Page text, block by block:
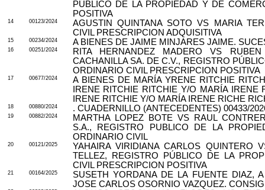
PÚBLICO DE LA PROPIEDAD Y DE
POSITIVA
14 00123/2024
AGUSTIN QUINTANA SOTO VS MARIA
CIVIL PRESCRIPCION ADQUISITIVA
15 00234/2024 A BIENES DE JAIME MINJARES JAIME.
16 00251/2024
RITA HERNANDEZ MADERO VS
CACHANILLA SA. DE C.V., REGISTRO
ORDINARIO CIVIL PRESCRIPCION POSITIVA
17 00677/2024
A BIENES DE MARÍA YRENE RITCHIE
IRENE RITCHIE RITCHIE Y/O MARÍA
IRENE RITCHIE Y/O MARÍA IRENE RICHE
18 00880/2024 . CUADERNILLO (ANTECEDENTES) 00433/
19 00882/2024
MARTHA LOPEZ BOTE VS RAUL
S.A., REGISTRO PUBLICO DE LA
ORDINARIO CIVIL
20 00121/2025
YAHAIRA VIRIDIANA CARLOS QUINTERO
TELLEZ, REGISTRO PÚBLICO DE LA
CIVIL PRESCRIPCION POSITIVA
21 00164/2025
SUSETH YORDANA DE LA FUENTE DIAZ,
JOSE CARLOS OSORNIO VAZQUEZ.